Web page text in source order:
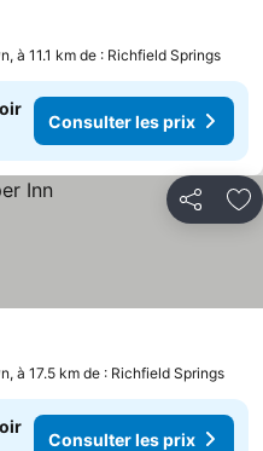
à 11.1 km de : Richfield Springs
Consulter les prix
Partager
à 17.5 km de : Richfield Springs
Consulter les prix